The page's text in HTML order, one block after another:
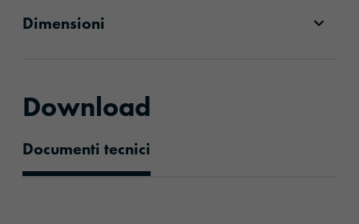
Dimensioni
Download
Documenti tecnici